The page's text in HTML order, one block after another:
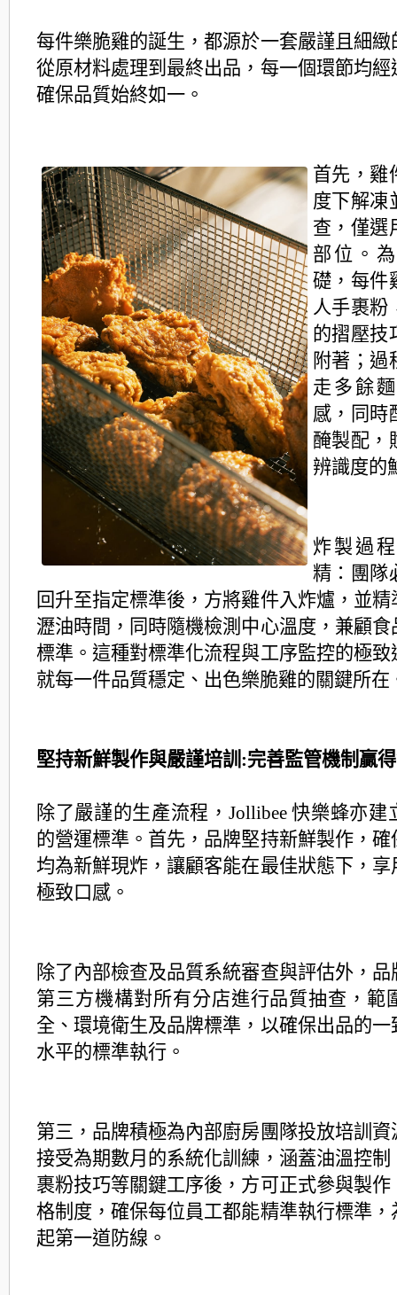
每件樂脆雞的誕生，都源於一套嚴謹且細緻
從原材料處理到最終出品，每一個環節均經
確保品質始終如一。
首先，雞
度下解凍
查，僅選
部位。
礎，每件
人手裹粉
的摺壓技
附著；過
走多餘
感，同時
醃製配，
辨識度的
炸製過
精：團隊
回升至指定標準後，方將雞件入炸爐，並精
瀝油時間，同時隨機檢測中心溫度，兼顧食
標準。 這種對標準化流程與工序監控的極致
就每一件品質穩定、出色樂脆雞的關鍵所在
堅持新鮮製作與嚴謹培訓:完善監管機制贏
除了嚴謹的生產流程，Jollibee 快樂蜂亦建
的營運標準。首先，品牌堅持新鮮製作， 確
均為新鮮現炸，讓顧客能在最佳狀態下，享
極致口感。
除了內部檢查及品質系統審查與評估外，
第三方機構對所有分店進行品質抽查， 範
全、環境衛生及品牌標準，以確保出品的一
水平的標準執行。
第三，品牌積極為內部廚房團隊投放培訓資
接受為期數月的系統化訓練，涵蓋油溫控制
裹粉技巧等關鍵工序後，方可正式參與製作
格制度，確保每位員工都能精準執行標準，
起第一道防線。